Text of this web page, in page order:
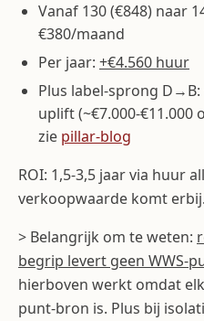
Vanaf 130 (€848) naar
€380/maand
Per jaar: +€4.560 huur
Plus label-sprong
uplift (~€7.000-€11.000
zie pillar-blog
ROI: 1,5-3,5 jaar via huur
verkoopwaarde komt erbij.
> Belangrijk om te weten:
begrip levert geen WWS-
hierboven werkt omdat
punt-bron is. Plus bij